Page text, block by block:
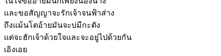
และขอสัญญาจะรักเจ้าจนฟ้าส่าง
ถึงแม้นโตอ้ายมันจะบ่มีกะตัง
แต่จะฮักเจ้าด้วยใจและจะอยู่ไปด้วยกัน
เอิงเอย